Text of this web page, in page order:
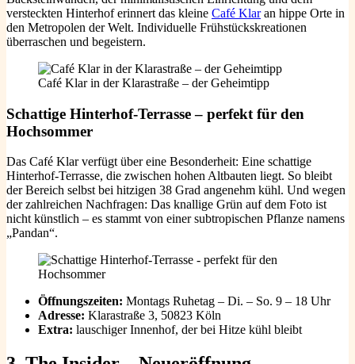
versteckten Hinterhof erinnert das kleine Café Klaran hippe Orte in
den Metropolen der Welt. Individuelle Frühstückskreationen
überraschen und begeistern.
Café Klar in der Klarastraße – der Geheimtipp
Schattige Hinterhof-Terrasse – perfekt für den
Hochsommer
Das Café Klar verfügt über eine Besonderheit: Eine schattige
Hinterhof-Terrasse, die zwischen hohen Altbauten liegt. So bleibt
der Bereich selbst bei hitzigen 38 Grad angenehm kühl. Und wegen
der zahlreichen Nachfragen: Das knallige Grün auf dem Foto ist
nicht künstlich – es stammt von einer subtropischen Pflanze namens
„Pandan“.
Öffnungszeiten: Montags Ruhetag – Di. – So. 9 – 18 Uhr
Adresse: Klarastraße 3, 50823 Köln
Extra: lauschiger Innenhof, der bei Hitze kühl bleibt